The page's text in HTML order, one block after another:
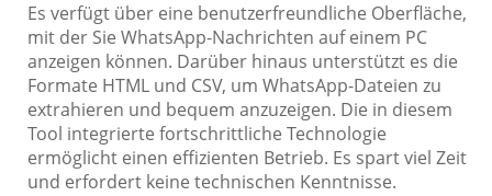
Es verfügt über eine benutzerfreundliche Oberfläche,
mit der Sie WhatsApp-Nachrichten auf einem PC
anzeigen können. Darüber hinaus unterstützt es die
Formate HTML und CSV, um WhatsApp-Dateien zu
extrahieren und bequem anzuzeigen. Die in diesem
Tool integrierte fortschrittliche Technologie
ermöglicht einen effizienten Betrieb. Es spart viel Zeit
und erfordert keine technischen Kenntnisse.